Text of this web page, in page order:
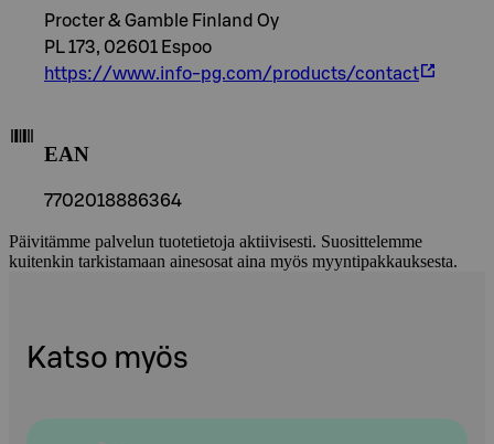
Procter & Gamble Finland Oy
PL 173, 02601 Espoo
https://www.info-pg.com/products/contact
EAN
7702018886364
Päivitämme palvelun tuotetietoja aktiivisesti. Suosittelemme
kuitenkin tarkistamaan ainesosat aina myös myyntipakkauksesta.
Katso myös